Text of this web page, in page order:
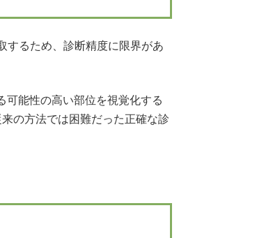
するため、診断精度に限界があ
可能性の高い部位を視覚化する
の方法では困難だった正確な診